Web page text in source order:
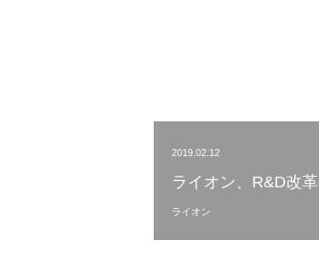
2019.02.12
ライオン、R&D改
ライオン